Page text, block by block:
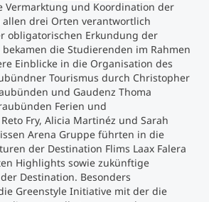
Vermarktung und Koordination der
allen drei Orten verantwortlich
obligatorischen Erkundung der
die Studierenden im Rahmen
Einblicke in die Organisation des
Tourismus durch Christopher
und Gaudenz Thoma
Ferien und
Fry, Alicia Martinéz und Sarah
Arena Gruppe führten in die
der Destination Flims Laax Falera
Highlights sowie zukünftige
Destination. Besonders
Greenstyle Initiative mit der die